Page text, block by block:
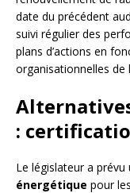
date du précédent
suivi régulier des
plans d’actions en
organisationnelles de
:
Le législateur a prévu
énergétique pour